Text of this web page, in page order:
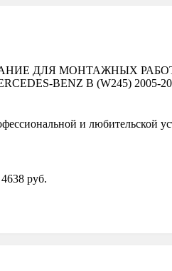
ДЛЯ МОНТАЖНЫХ
BENZ B (W245) 2005-
и любительской
4638 руб.